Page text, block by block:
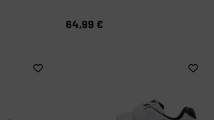
64,99 €